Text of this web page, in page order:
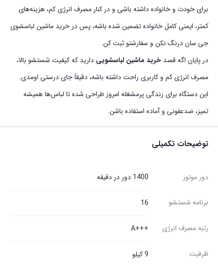
برای خودت و خانواده داشته باشی و در کنار مصرف انرژی کم، هزینه‌های
کمتر، ایمنی کامل خانواده تضمین شده باشه، پس در خرید ماشین لباسشوی
جی سان درنگ نکن و سفارشتو ثبت کن.
در پایان اگه قصد خرید ماشین لباسشویی دارید که کیفیت شستشو بالا،
مصرف انرژی کم و کاربری راحت داشته باشه، دقیقاً جای درستی اومدی.
این دستگاه برای زندگی پرمشغله امروز طراحی شده تا لباس‌ها همیشه
تمیز، ضدعفونی و آماده استفاده باشن.
توضیحات تکمیلی
دور موتور 1400 دور در دقیقه
برنامه شستشو 16
رتبه مصرف انرژی +++A
ظرفیت 9 کیلو